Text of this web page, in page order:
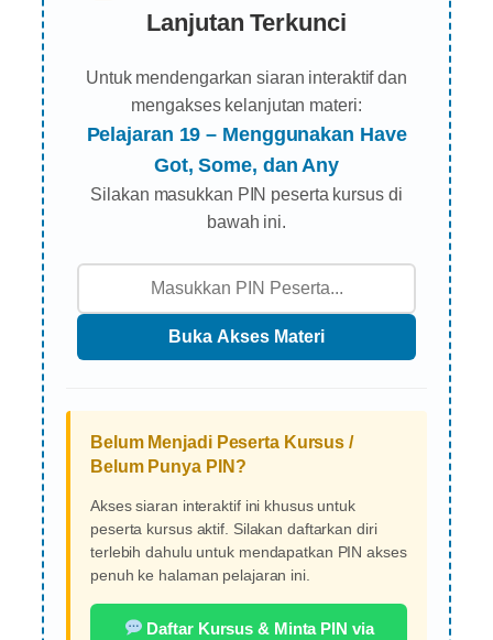
Lanjutan Terkunci
Untuk mendengarkan siaran interaktif dan
mengakses kelanjutan materi:
Pelajaran 19 – Menggunakan Have
Got, Some, dan Any
Silakan masukkan PIN peserta kursus di
bawah ini.
Belum Menjadi Peserta Kursus /
Belum Punya PIN?
Akses siaran interaktif ini khusus untuk
peserta kursus aktif. Silakan daftarkan diri
terlebih dahulu untuk mendapatkan PIN akses
penuh ke halaman pelajaran ini.
Daftar Kursus & Minta PIN via